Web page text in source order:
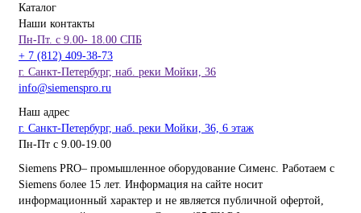
Каталог
Наши контакты
Пн-Пт. с 9.00- 18.00 СПБ
+ 7 (812) 409-38-73
г. Санкт-Петербург, наб. реки Мойки, 36
info@siemenspro.ru
Наш адрес
г. Санкт-Петербург, наб. реки Мойки, 36, 6 этаж
Пн-Пт с 9.00-19.00
Siemens PRO– промышленное оборудование Сименс. Работаем с
Siemens более 15 лет. Информация на сайте носит
информационный характер и не является публичной офертой,